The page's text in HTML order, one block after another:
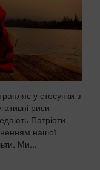
у стосунки з
риси
Патріоти
нашої
Ми...